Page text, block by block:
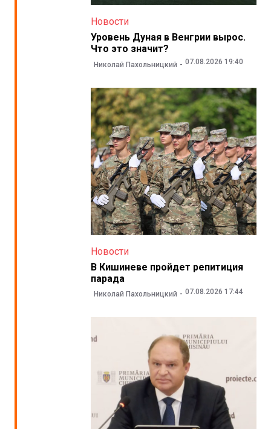
Новости
Уровень Дуная в Венгрии вырос.
Что это значит?
Николай Пахольницкий 07.08.2026 19:40
Новости
В Кишиневе пройдет репитиция
парада
Николай Пахольницкий 07.08.2026 17:44